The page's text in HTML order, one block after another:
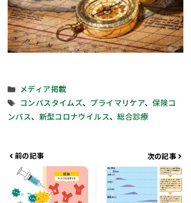
カ
テ
ゴ
リ
メディア掲載
タ
グ
コンパスタイムズ、 プライマリケア、保険コ
ンパス、 新型コロナウイルス、総合診療
前の記事 次の記事